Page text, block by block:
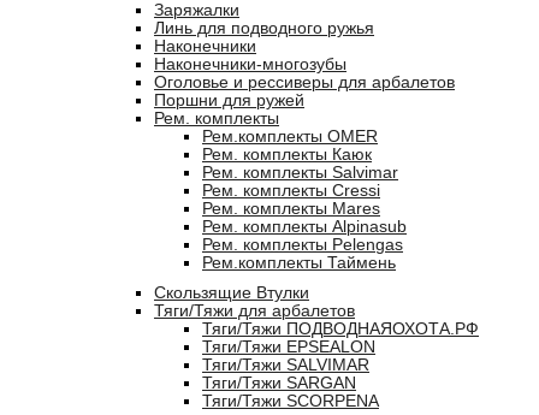
Заряжалки
Линь для подводного ружья
Наконечники
Наконечники-многозубы
Оголовье и рессиверы для арбалетов
Поршни для ружей
Рем. комплекты
Рем.комплекты OMER
Рем. комплекты Каюк
Рем. комплекты Salvimar
Рем. комплекты Cressi
Рем. комплекты Mares
Рем. комплекты Alpinasub
Рем. комплекты Pelengas
Рем.комплекты Таймень
Скользящие Втулки
Тяги/Тяжи для арбалетов
Тяги/Тяжи ПОДВОДНАЯОХОТА.РФ
Тяги/Тяжи EPSEALON
Тяги/Тяжи SALVIMAR
Тяги/Тяжи SARGAN
Тяги/Тяжи SCORPENA